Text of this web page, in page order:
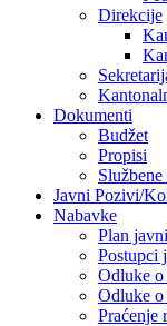
Direkcije
Dokumenti
Budžet
Propisi
Javni Pozivi/
Nabavke
Plan
Postupci
Odluke o
Odluke o
Praćenje